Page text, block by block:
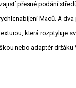
zajistí přesné podání
Maců. A dva
která rozptyluje
nebo adaptér držáku